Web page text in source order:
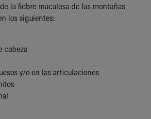
Safety
Kids
la fiebre maculosa de las montañas
los siguientes:
cabeza
y/o en las articulaciones